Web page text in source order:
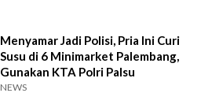
Menyamar Jadi Polisi, Pria Ini Curi
Susu di 6 Minimarket Palembang,
Gunakan KTA Polri Palsu
NEWS